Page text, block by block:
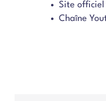
Site officiel
Chaîne